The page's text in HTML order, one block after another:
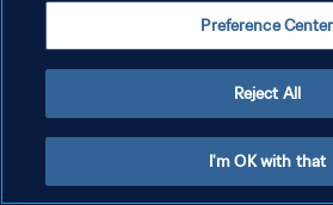
GÉRER VOS PRÉFÉRENCES SUR LES COOKIES
Preference Center
Reject All
I'm OK with that